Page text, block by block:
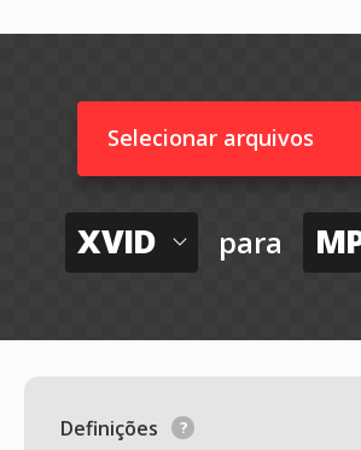
Selecionar arquivos
XVID para
Definições